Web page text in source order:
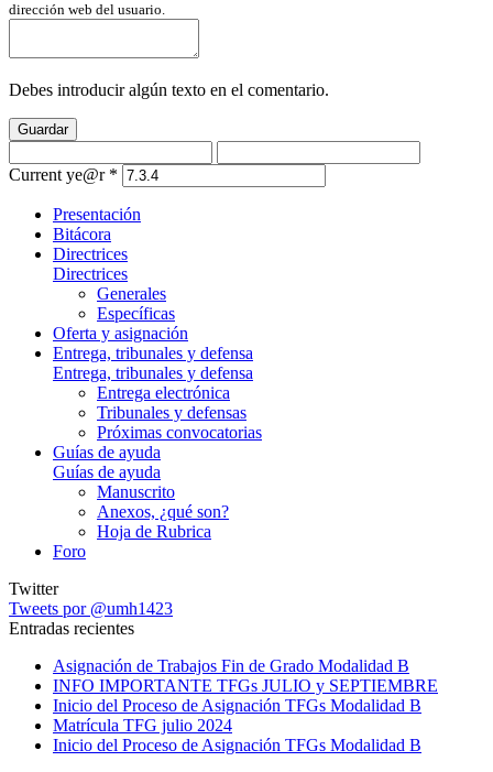
dirección web del usuario.
Debes introducir algún texto en el comentario.
Guardar
Current ye@r *
Presentación
Bitácora
Directrices
Directrices
Generales
Específicas
Oferta y asignación
Entrega, tribunales y defensa
Entrega, tribunales y defensa
Entrega electrónica
Tribunales y defensas
Próximas convocatorias
Guías de ayuda
Guías de ayuda
Manuscrito
Anexos, ¿qué son?
Hoja de Rubrica
Foro
Twitter
Tweets por @umh1423
Entradas recientes
Asignación de Trabajos Fin de Grado Modalidad B
INFO IMPORTANTE TFGs JULIO y SEPTIEMBRE
Inicio del Proceso de Asignación TFGs Modalidad B
Matrícula TFG julio 2024
Inicio del Proceso de Asignación TFGs Modalidad B